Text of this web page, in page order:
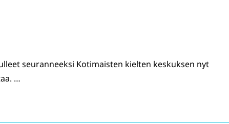
seuranneeksi Kotimaisten kielten keskuksen nyt
…